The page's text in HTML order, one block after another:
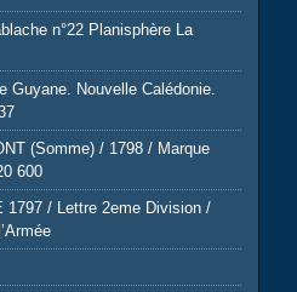
n°22 Planisphère La
Guyane. Nouvelle Calédonie.
(Somme) / 1798 / Marque
600
1797 / Lettre 2eme Division /